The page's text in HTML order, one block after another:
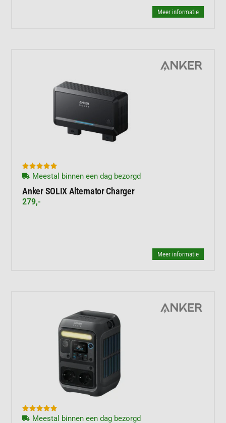
Meer informatie

Meestal binnen een dag bezorgd
Anker SOLIX Alternator Charger
279,-
Meer informatie

Meestal binnen een dag bezorgd